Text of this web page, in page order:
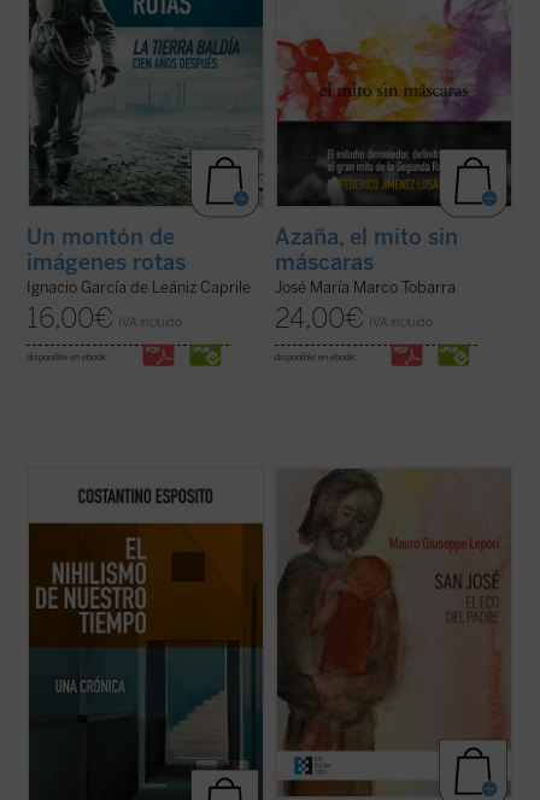
Un montón de
imágenes rotas
Ignacio García de Leániz Caprile
16,00€ IVA incluido
disponible en ebook:
Azaña, el mito sin
máscaras
José María Marco Tobarra
24,00€ IVA incluido
disponible en ebook:
El nihilismo se ha convertido en nuestro
tiempo en una cuestión abierta. ¿De qué
abocaba a una pérdida de valores e ideales,
plantea en estos momentos cuestiones ...
(ver ficha)
San José fue llamado a materializar la
paternidad de Dios hacia el Hijo encarnado.
Una vocación, un camino, vividos en el
silencio, porque tendía a la escucha de una
Palabra que se hizo Presencia en su casa.
Con él, Dios Padre no ha querido ...
ficha)